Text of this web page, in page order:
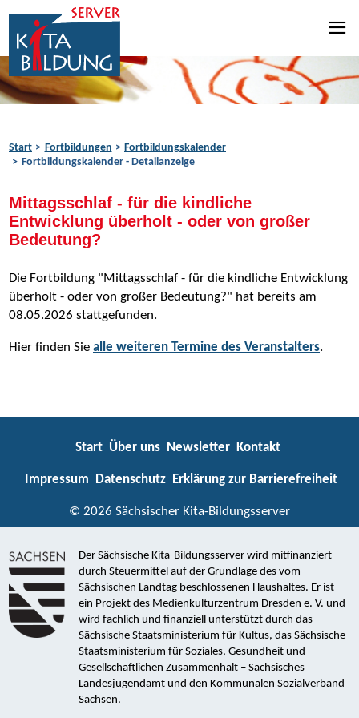
Zum Inhalt springen
Zur Navigation springen
Zum Fußbereich springen
Start Fortbildungen
Fortbildungskalender
Fortbildungskalender - Detailanzeige
Mittagsschlaf - für die kindliche
Entwicklung überholt - oder von großer
Bedeutung?
Die Fortbildung "Mittagsschlaf - für die kindliche Entwicklung
überholt - oder von großer Bedeutung?" hat bereits am
08.05.2026 stattgefunden.
Hier finden Sie alle weiteren Termine des Veranstalters.
Start Über uns Newsletter Kontakt
Impressum Datenschutz Erklärung zur Barrierefreiheit
© 2026 Sächsischer Kita-Bildungsserver
Der Sächsische Kita-Bildungsserver wird mitfinanziert
durch Steuermittel auf der Grundlage des vom
Sächsischen Landtag beschlossenen Haushaltes. Er ist
ein Projekt des Medienkulturzentrum Dresden e. V. und
wird fachlich und finanziell unterstützt durch das
Sächsische Staatsministerium für Kultus, das Sächsische
Staatsministerium für Soziales, Gesundheit und
Gesellschaftlichen Zusammenhalt – Sächsisches
Landesjugendamt und den Kommunalen Sozialverband
Sachsen.